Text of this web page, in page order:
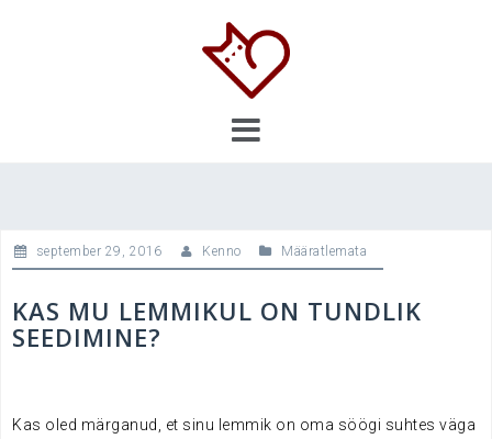
september 29, 2016 Kenno Määratlemata
KAS MU LEMMIKUL ON TUNDLIK
SEEDIMINE?
Kas oled märganud, et sinu lemmik on oma söögi suhtes väga